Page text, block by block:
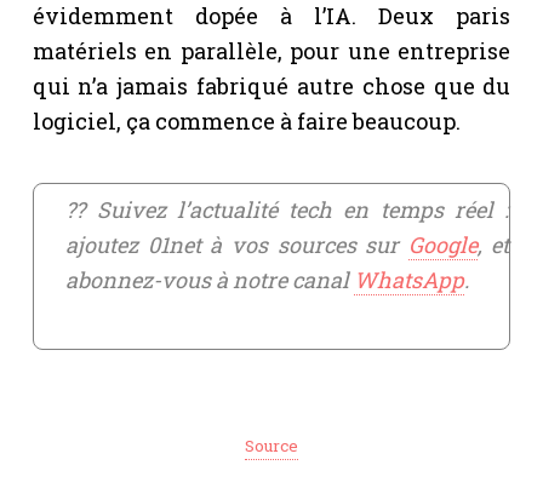
évidemment dopée à l’IA. Deux paris
matériels en parallèle, pour une entreprise
qui n’a jamais fabriqué autre chose que du
logiciel, ça commence à faire beaucoup.
?? Suivez l’actualité tech en temps réel :
ajoutez 01net à vos sources sur Google, et
abonnez-vous à notre canal WhatsApp.
Source